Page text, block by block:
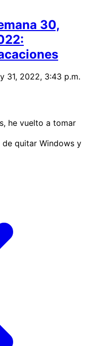
30,
31, 2022, 3:43 p.m.
he vuelto a tomar
de quitar Windows y